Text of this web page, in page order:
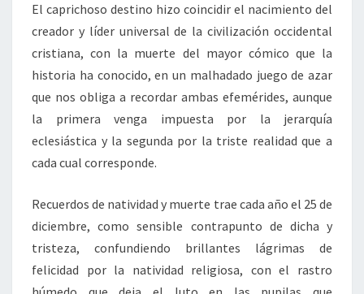
El caprichoso destino hizo coincidir el nacimiento del
creador y líder universal de la civilización occidental
cristiana, con la muerte del mayor cómico que la
historia ha conocido, en un malhadado juego de azar
que nos obliga a recordar ambas efemérides, aunque
la primera venga impuesta por la jerarquía
eclesiástica y la segunda por la triste realidad que a
cada cual corresponde.
Recuerdos de natividad y muerte trae cada año el 25 de
diciembre, como sensible contrapunto de dicha y
tristeza, confundiendo brillantes lágrimas de
felicidad por la natividad religiosa, con el rastro